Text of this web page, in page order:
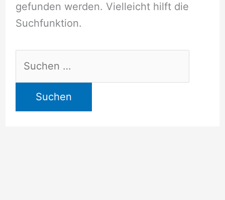
gefunden werden. Vielleicht hilft die
Suchfunktion.
nach: